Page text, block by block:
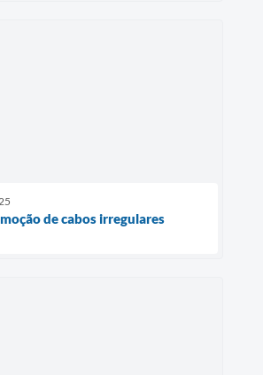
de cabos irregulares